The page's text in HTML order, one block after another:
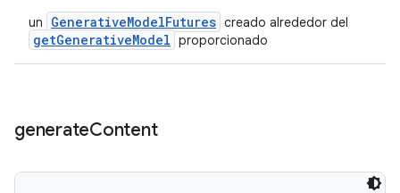
un GenerativeModelFutures creado alrededor del
getGenerativeModel proporcionado
generateContent